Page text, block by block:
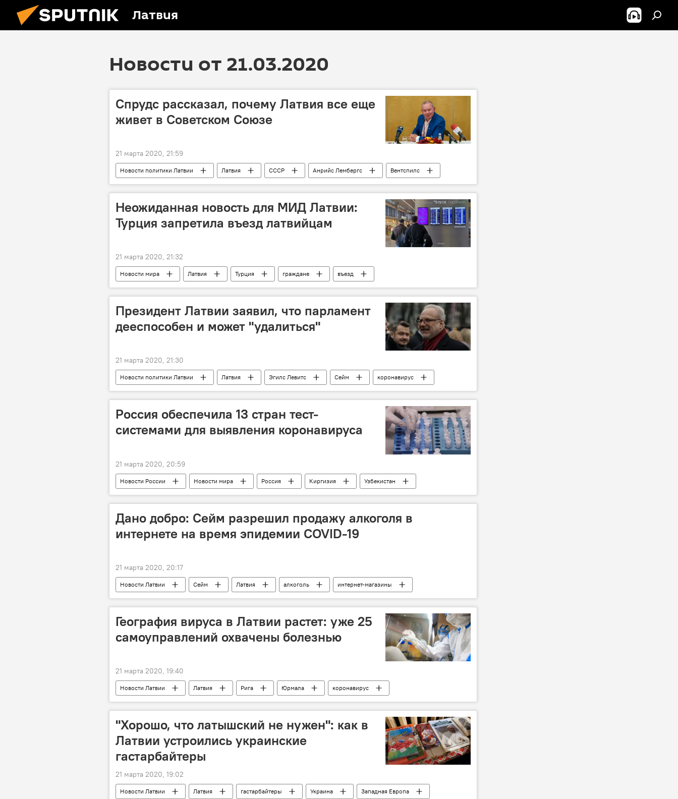
Латвия
Новости от 21.03.2020
Спрудс рассказал, почему Латвия все еще
живет в Советском Союзе
21 марта 2020, 21:59
Новости политики Латвии Латвия СССР Анрийс Лембергс Вентспилс
Неожиданная новость для МИД Латвии:
Турция запретила въезд латвийцам
21 марта 2020, 21:32
Новости мира Латвия Турция граждане въезд
Президент Латвии заявил, что парламент
дееспособен и может "удалиться"
21 марта 2020, 21:30
Новости политики Латвии Латвия Эгилс Левитс Сейм коронавирус
Россия обеспечила 13 стран тест-
системами для выявления коронавируса
21 марта 2020, 20:59
Новости России Новости мира Россия Киргизия
Узбекистан
коронавирус
Дано добро: Сейм разрешил продажу алкоголя в
интернете на время эпидемии COVID-19
21 марта 2020, 20:17
Новости Латвии Сейм Латвия алкоголь
интернет-магазины
продажа
География вируса в Латвии растет: уже 25
самоуправлений охвачены болезнью
21 марта 2020, 19:40
Новости Латвии Латвия Рига Юрмала коронавирус
"Хорошо, что латышский не нужен": как в
Латвии устроились украинские
гастарбайтеры
21 марта 2020, 19:02
Новости Латвии Латвия гастарбайтеры Украина
Западная Европа